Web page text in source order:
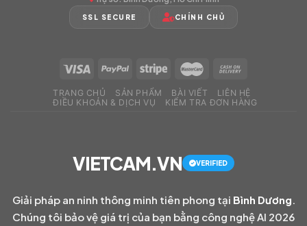
SSL SECURE CHÍNH CHỦ
TRANG CHỦ SẢN PHẨM BÀI VIẾT
LIÊN HỆ
ĐIỀU KHOẢN & DỊCH VỤ
KIỂM TRA ĐƠN HÀNG
VIETCAM.VN VERIFIED
Giải pháp an ninh thông minh tiên phong tại Bình Dương
Chúng tôi bảo vệ giá trị của bạn bằng công nghệ AI 2026